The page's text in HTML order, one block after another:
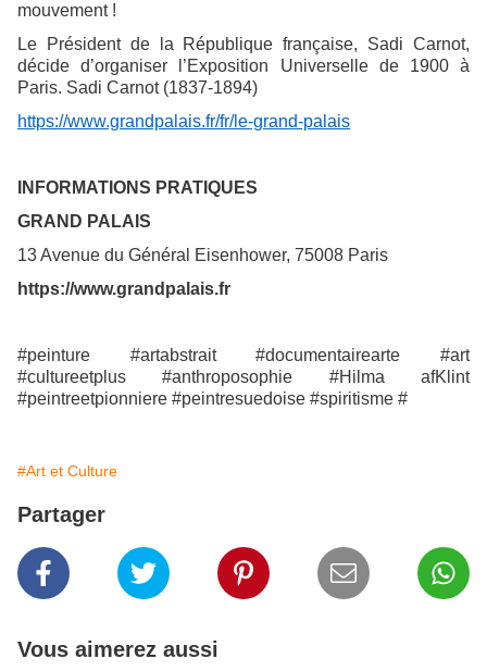
mouvement !
Le Président de la République française, Sadi Carnot,
décide d’organiser l’Exposition Universelle de 1900 à
Paris. Sadi Carnot (1837-1894)
https://www.grandpalais.fr/fr/le-grand-palais
INFORMATIONS PRATIQUES
GRAND PALAIS
13 Avenue du Général Eisenhower, 75008 Paris
https://www.grandpalais.fr
#peinture #artabstrait #documentairearte #art
#cultureetplus #anthroposophie #Hilma afKlint
#peintreetpionniere #peintresuedoise #spiritisme #
#Art et Culture
Partager
Vous aimerez aussi